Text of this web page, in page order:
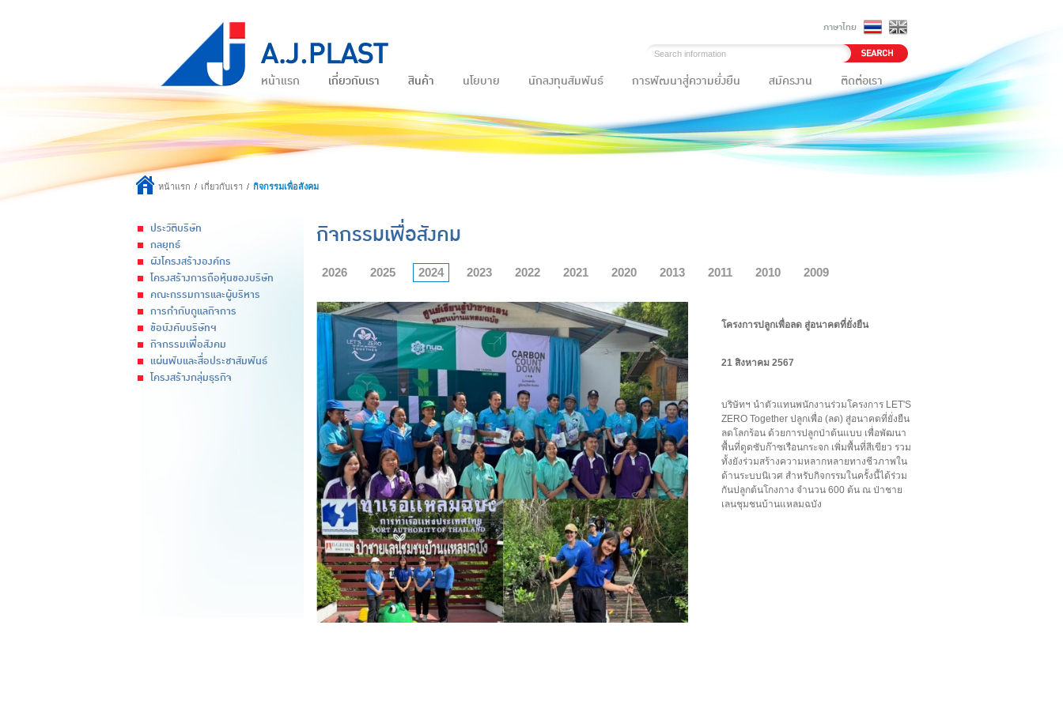
ภาษาไทย
หน้าแรก เกี่ยวกับเรา สินค้า นโยบาย นักลงทุนสัมพันธ์ การพัฒนาสู่ความยั่งยืน สมัครงาน ติดต่อเรา
หน้าแรก เกี่ยวกับเรา กิจกรรมเพื่อสังคม
ประวัติบริษัท
กลยุทธ์
ผังโครงสร้างองค์กร
โครงสร้างการถือหุ้นของบริษัท
คณะกรรมการและผู้บริหาร
การกำกับดูแลกิจการ
ข้อบังคับบริษัทฯ
กิจกรรมเพื่อสังคม
แผ่นพับและสื่อประชาสัมพันธ์
โครงสร้างกลุ่มธุรกิจ
กิจกรรมเพื่อสังคม
2026 2025 2024 2023 2022 2021 2020 2013 2011 2010 2009
โครงการปลูกเพื่อลด สู่อนาคตที่ยั่งยืน
21 สิงหาคม 2567
บริษัทฯ นำตัวแทนพนักงานร่วมโครงการ LET'S
ZERO Together ปลูกเพื่อ (ลด) สู่อนาคตที่ยั่งยืน
ลดโลกร้อน ด้วยการปลูกป่าต้นแบบ เพื่อพัฒนา
พื้นที่ดูดซับก๊าซเรือนกระจก เพิ่มพื้นที่สีเขียว รวม
ทั้งยังร่วมสร้างความหลากหลายทางชีวภาพใน
ด้านระบบนิเวศ สำหรับกิจกรรมในครั้งนี้ได้ร่วม
กันปลูกต้นโกงกาง จำนวน 600 ต้น ณ ป่าชาย
เลนชุมชนบ้านแหลมฉบัง